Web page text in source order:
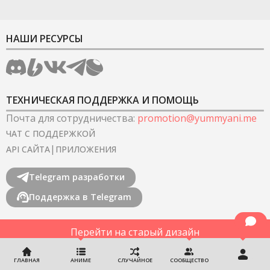
ГЛАВНАЯ АНИМЕ СЛУЧАЙНОЕ СООБЩЕСТВО
НАШИ РЕСУРСЫ
ТЕХНИЧЕСКАЯ ПОДДЕРЖКА И ПОМОЩЬ
Почта для сотрудничества: promotion@yummyani.me
ЧАТ С ПОДДЕРЖКОЙ
API САЙТА| ПРИЛОЖЕНИЯ
Telegram разработки
Поддержка в Telegram
Перейти на старый дизайн
©2022-2026YummyAnime.Все права защищены